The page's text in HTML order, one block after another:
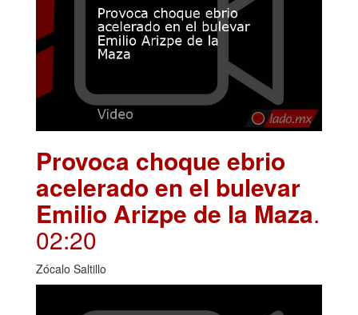
Provoca choque ebrio
acelerado en el bulevar
Emilio Arizpe de la Maza.
02:20
Zócalo Saltillo